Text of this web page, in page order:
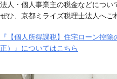
法人・個人事業主の税金などについ
ぜひ、京都ミライズ税理士法人へご
『【個人所得課税】住宅ローン控
正）』についてはこちら